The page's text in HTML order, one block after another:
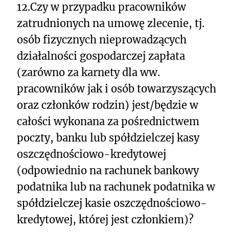
12.Czy w przypadku pracowników
zatrudnionych na umowę zlecenie, tj.
osób fizycznych nieprowadzących
działalności gospodarczej zapłata
(zarówno za karnety dla ww.
pracowników jak i osób towarzyszących
oraz członków rodzin) jest/będzie w
całości wykonana za pośrednictwem
poczty, banku lub spółdzielczej kasy
oszczędnościowo-kredytowej
(odpowiednio na rachunek bankowy
podatnika lub na rachunek podatnika w
spółdzielczej kasie oszczędnościowo-
kredytowej, której jest członkiem)?